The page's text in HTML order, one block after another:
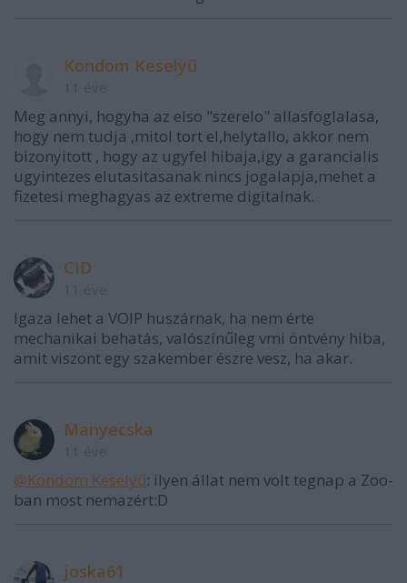
Kondom Keselyű
Meg annyi, hogyha az elso "szerelo" allasfoglalasa,
hogy nem tudja ,mitol tort el,helytallo, akkor nem
bizonyitott , hogy az ugyfel hibaja,igy a garancialis
ugyintezes elutasitasanak nincs jogalapja,mehet a
fizetesi meghagyas az extreme digitalnak.
CID
Igaza lehet a VOIP huszárnak, ha nem érte
mechanikai behatás, valószínűleg vmi öntvény hiba,
amit viszont egy szakember észre vesz, ha akar.
Manyecska
@Kondom Keselyű: ilyen állat nem volt tegnap a Zoo-
ban most nemazért:D
joska61